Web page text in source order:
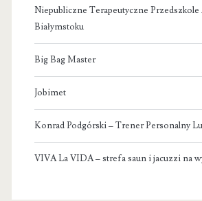
Niepubliczne Terapeutyczne
Białymstoku
Big Bag Master
Jobimet
Konrad Podgórski – Trener Personalny
VIVA La VIDA – strefa saun i jacuzzi na